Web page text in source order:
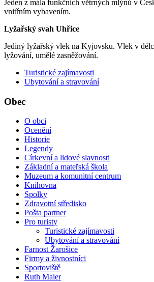
Jeden z mála funkčních větrných mlýnů v
vnitřním vybavením.
Lyžařský svah Uhřice
Jediný lyžařský vlek na Kyjovsku. Vlek v
lyžování, umělé zasněžování.
Turistické zajímavosti
Ubytování a stravování
Obec
O obci
Ocenění
Historie
Legendy
Církevní a lidové slavnosti
Základní a mateřská škola
Muzeum a komunitní centrum
Knihovna
Spolky
Zdravotní středisko
Pošta partner
Pro turisty
Turistické zajímavosti
Ubytování a stravování
Farnost Žarošice
Firmy a živnostníci
Sportoviště
Ruth Maier